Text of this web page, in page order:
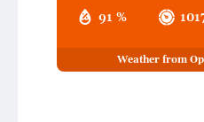
91 %
Weather from